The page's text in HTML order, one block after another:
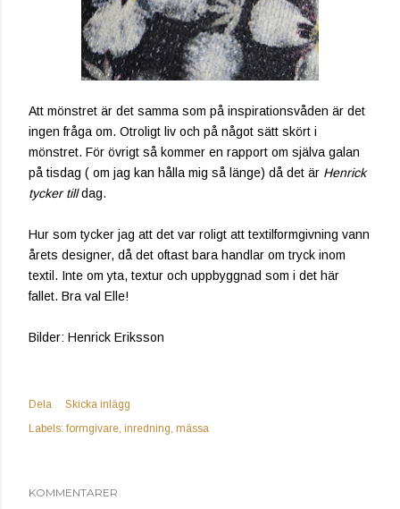
Att mönstret är det samma som på inspirationsvåden är det
ingen fråga om. Otroligt liv och på något sätt skört i
mönstret. För övrigt så kommer en rapport om själva galan
på tisdag ( om jag kan hålla mig så länge) då det är Henrick
tycker tilldag.
Hur som tycker jag att det var roligt att textilformgivning vann
årets designer, då det oftast bara handlar om tryck inom
textil. Inte om yta, textur och uppbyggnad som i det här
fallet. Bra val Elle!
Bilder: Henrick Eriksson
Dela
Skicka inlägg
Labels: formgivare inredning mässa
KOMMENTARER